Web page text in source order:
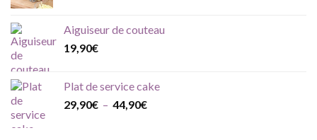
Aiguiseur de couteau
19,90€
Plat de service cake
29,90€ – 44,90€Plage